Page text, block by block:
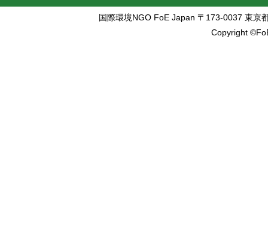
国際環境NGO FoE Japan 〒173-0037 東
Copyright